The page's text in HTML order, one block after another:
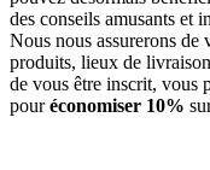
des conseils amusants et
Nous nous assurerons de
produits, lieux de
de vous être inscrit, vous
pouréconomiser 10%